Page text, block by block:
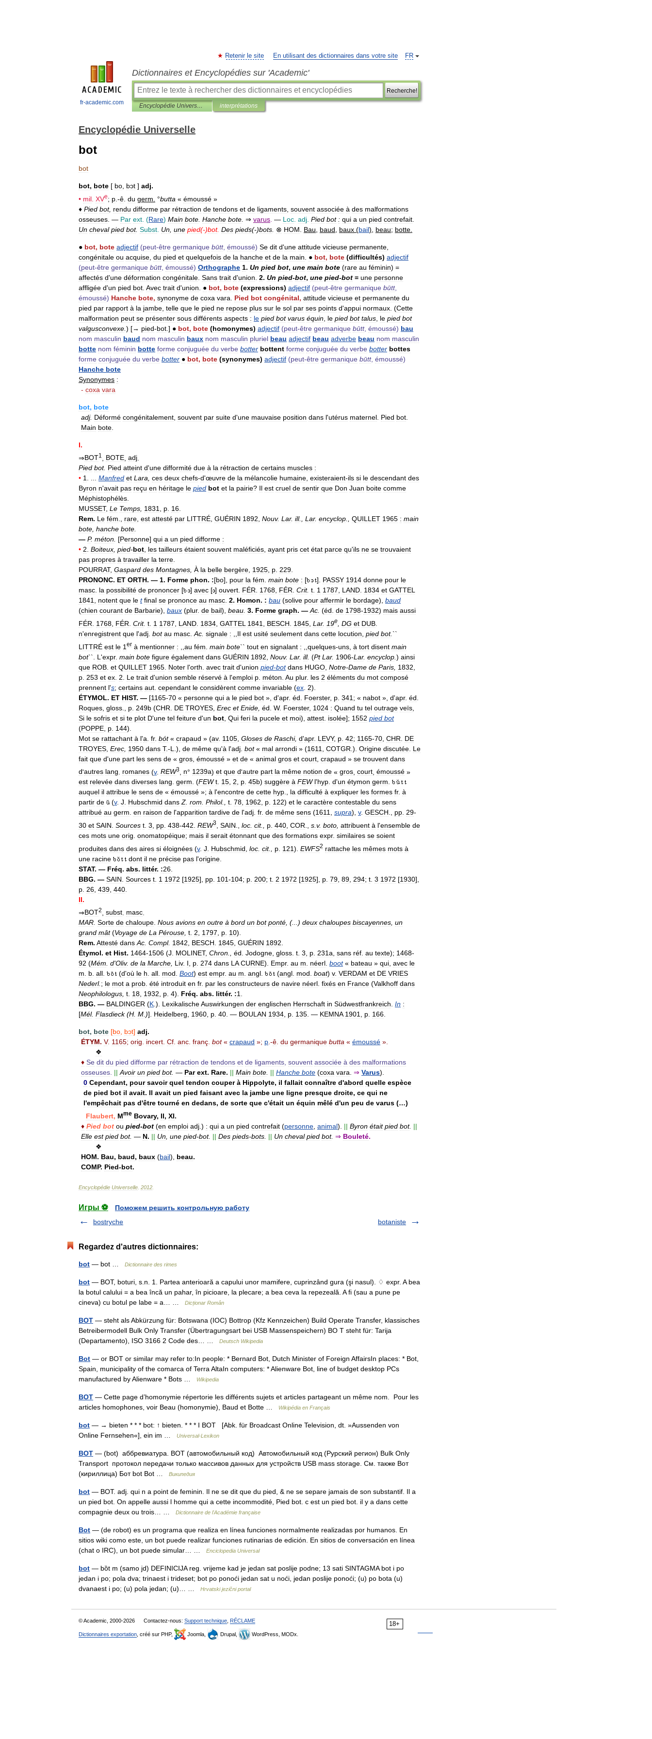
fr-academic.com
FR
Retenir le site En utilisant des dictionnaires dans votre site
Dictionnaires et Encyclopédies sur 'Academic'
Recherche!
Encyclopédie Universelle interprétations
Encyclopédie Universelle
bot
bot
bot, bote [ bo bɔt ] adj.
• mil XVe; p .-ê du germ °butta « émoussé »
♦ Pied bot, rendu difforme par rétraction de tendons et de ligaments souvent associée à des malformations
osseuses . — Par ext . (Rare) Main bote Hanche bote ⇒ varus — Loc adj Pied bot : qui a un pied contrefait
Un cheval pied bot. Subst Un une pied(-)bot. Des pieds(-)bots ⊗ HOM Bau baud baux (bail) beau; botte
● bot, bote adjectif (peut-être germanique būtt, émoussé) Se dit d'une attitude vicieuse permanente
congénitale ou acquise du pied et quelquefois de la hanche et de la main ● bot, bote (difficultés) adjectif
(peut-être germanique būtt, émoussé) Orthographe 1. Un pied bot, une main bote (rare au féminin) =
affectés d'une déformation congénitale Sans trait d'union 2. Un pied-bot, une pied-bot = une personne
affligée d'un pied bot Avec trait d'union ● bot, bote (expressions) adjectif (peut-être germanique būtt,
émoussé) Hanche bote, synonyme de coxa vara Pied bot congénital, attitude vicieuse et permanente du
pied par rapport à la jambe telle que le pied ne repose plus sur le sol par ses points d'appui normaux . (Cette
malformation peut se présenter sous différents aspects : le pied bot varus équin le pied bot talus le pied bot
valgusconvexe ) [→ pied-bot .] ● bot, bote (homonymes) adjectif (peut-être germanique būtt, émoussé) bau
nom masculin baud nom masculin baux nom masculin pluriel beau adjectif beau adverbe beau nom masculin
botte nom féminin botte forme conjuguée du verbe botter bottent forme conjuguée du verbe botter bottes
forme conjuguée du verbe botter ● bot, bote (synonymes) adjectif (peut-être germanique būtt, émoussé)
Hanche bote
Synonymes :
- coxa vara
bot, bote
adj. Déformé congénitalement souvent par suite d'une mauvaise position dans l'utérus maternel Pied bot
Main bote
I.
⇒BOT1 BOTE adj
Pied bot. Pied atteint d'une difformité due à la rétraction de certains muscles :
• 1. ... Manfred et Lara, ces deux chefs-d'œuvre de la mélancolie humaine, existeraient-ils si le descendant des
Byron n'avait pas reçu en héritage le pied bot et la pairie? Il est cruel de sentir que Don Juan boite comme
Méphistophélès.
MUSSET, Le Temps, 1831, p. 16.
Rem. Le fém., rare, est attesté par LITTRÉ, GUÉRIN 1892, Nouv. Lar. ill., Lar. encyclop., QUILLET 1965 : main
bote, hanche bote.
— P. méton. [Personne] qui a un pied difforme :
• 2. Boiteux, pied-bot, les tailleurs étaient souvent maléficiés, ayant pris cet état parce qu'ils ne se trouvaient
pas propres à travailler la terre.
POURRAT, Gaspard des Montagnes, À la belle bergère, 1925, p. 229.
PRONONC. ET ORTH. — 1. Forme phon. :[bo], pour la fém. main bote : [ ]. PASSY 1914 donne pour le
masc. la possibilité de prononcer [ ] avec [ ] ouvert. FÉR. 1768, FÉR. Crit. t. 1 1787, LAND. 1834 et GATTEL
1841, notent que le t final se prononce au masc. 2. Homon. : bau (solive pour affermir le bordage), baud
(chien courant de Barbarie), baux (plur. de bail), beau. 3. Forme graph. —Ac. (éd. de 1798-1932) mais aussi
FÉR
1768 FÉR Crit. t 1 1787 LAND 1834 GATTEL 1841 BESCH 1845 Lar. 19e DG et DUB
n'enregistrent que l'adj bot au masc Ac signale : Il est usité seulement dans cette locution pied bot. ``
LITTRÉ est le 1 er à mentionner : au fém main bote`` tout en signalant : quelques-uns à tort disent main
bot``. L 'expr. main bote figure également dans GUÉRIN 1892 Nouv. Lar. ill. (Pt Lar. 1906-Lar. encyclop ) ainsi
que ROB et QUILLET 1965 Noter l'orth avec trait d'union pied-bot dans HUGO Notre-Dame de Paris 1832
p 253 et ex 2 Le trait d'union semble réservé à l'emploi p méton Au plur. les 2 éléments du mot composé
prennent l's; certains aut cependant le considèrent comme invariable (ex 2).
ÉTYMOL. ET HIST. — [1165-70 « personne qui a le pied bot », d'apr. éd Foerster, p 341 ; « nabot », d'apr. éd
Roques gloss p 249b (CHR DE TROYES Erec et Enide éd W. Foerster, 1024 : Quand tu tel outrage veïs
Si le sofris et si te plot D'une tel feiture d'un bot Qui feri la pucele et moi), attest isolée]; 1552 pied bot
(POPPE p 144).
Mot se rattachant à l'a fr. bót« crapaud » (av. 1105 Gloses de Raschi, d'apr. LEVY, p 42; 1165-70 CHR
DE
TROYES Erec 1950 dans T.-L .), de même qu'à l'adj bot« mal arrondi » (1611 COTGR .). Origine discutée Le
fait que d'une part les sens de « gros émoussé » et de « animal gros et court crapaud » se trouvent dans
d'autres lang romanes (v. REW3 n° 1239a) et que d'autre part la même notion de « gros court émoussé »
est relevée dans diverses lang. germ. (FEW t. 15, 2, p. 45b) suggère à FEW l'hyp. d'un étymon germ.
auquel il attribue le sens de « émoussé »; à l'encontre de cette hyp., la difficulté à expliquer les formes fr. à
partir de (v. J. Hubschmid dans Z. rom. Philol., t. 78, 1962, p. 122) et le caractère contestable du sens
attribué au germ. en raison de l'apparition tardive de l'adj. fr. de même sens (1611, supra), v. GESCH., pp. 29-
30 et SAIN Sources t 3 pp 438-442 REW3 SAIN loc cit., p 440 COR s v. boto attribuent à l'ensemble de
ces mots une orig onomatopéique; mais il serait étonnant que des formations expr. similaires se soient
produites dans des aires si éloignées (v. J Hubschmid loc cit., p 121). EWFS2 rattache les mêmes mots à
une racine dont il ne précise pas l'origine
STAT. — Fréq. abs. littér. :26
BBG. — SAIN Sources t 1 1972 [1925], pp 101-104; p 200; t 2 1972 [1925], p 79 89 294; t 3 1972 [1930],
p 26 439 440
II.
⇒BOT2 subst masc
MAR. Sorte de chaloupe. Nous avions en outre à bord un bot ponté, (...) deux chaloupes biscayennes, un
grand mât(Voyage de La Pérouse, t. 2, 1797, p. 10).
Rem. Attesté dans Ac. Compl. 1842, BESCH. 1845, GUÉRIN 1892.
Étymol. et Hist. 1464-1506 (J. MOLINET, Chron., éd. Jodogne, gloss. t. 3, p. 231a, sans réf. au texte); 1468-
92 (Mém. d'Oliv. de la Marche, Liv. I, p. 274 dans LA CURNE). Empr. au m. néerl. boot« bateau » qui, avec le
m. b. all. (d'où le h. all. mod. Boot) est empr. au m. angl. (angl. mod. boat) v. VERDAM et DE VRIES
Nederl.; le mot a prob. été introduit en fr. par les constructeurs de navire néerl. fixés en France (Valkhoff dans
Neophilologus, t. 18, 1932, p. 4). Fréq. abs. littér. :1.
BBG. — BALDINGER (K.). LexikalischeAuswirkungen der englischen Herrschaft in Südwestfrankreich. In :
[Mél. Flasdieck(H. M.)]. Heidelberg, 1960, p. 40. — BOULAN 1934, p. 135. — KEMNA 1901, p. 166.
bot, bote [bo, bɔt] adj.
ÉTYM. V. 1165; orig. incert. Cf. anc. franç. bot« crapaud »; p.-ê. du germanique butta « émoussé ».
❖
♦ Se dit du pied difforme par rétraction de tendons et de ligaments, souvent associée à des malformations
osseuses. || Avoir un pied bot. — Par ext. Rare. || Main bote. || Hanche bote (coxa vara. ⇒ Varus).
0 Cependant, pour savoir quel tendon couper à Hippolyte, il fallait connaître d'abord quelle espèce
de pied bot il avait. Il avait un pied faisant avec la jambe une ligne presque droite, ce qui ne
l'empêchait pas d'être tourné en dedans, de sorte que c'était un équin mêlé d'un peu de varus (…)
Flaubert, Mme Bovary, II, XI.
♦ Pied bot ou pied-bot (en emploi adj .) : qui a un pied contrefait (personne animal). || Byron était pied bot. ||
Elle est pied bot. — N. || Un une pied-bot. || Des pieds-bots || Un cheval pied bot. ⇒ Bouleté.
❖
HOM. Bau, baud, baux (bail), beau.
COMP. Pied-bot.
Encyclopédie Universelle 2012
Игры ⚽
Поможем решить контрольную работу
bostryche
botaniste
Regardez d'autres dictionnaires:
bot — bot … Dictionnaire des rimes
bot — BOT, boturi, s.n. 1. Partea anterioară a capului unor mamifere, cuprinzând gura (şi nasul). ♢ expr. A bea
la botul calului = a bea încă un pahar, în picioare, la plecare; a bea ceva la repezeală. A fi (sau a pune pe
cineva) cu botul pe labe = a… …
Dicționar Român
BOT — steht als Abkürzung für: Botswana (IOC) Bottrop (Kfz Kennzeichen) Build Operate Transfer, klassisches
Betreibermodell Bulk Only Transfer (Übertragungsart bei USB Massenspeichern) BO T steht für: Tarija
(Departamento), ISO 3166 2 Code des… …
Deutsch Wikipedia
Bot — or BOT or similar may refer to:In people: * Bernard Bot, Dutch Minister of Foreign AffairsIn places: * Bot,
Spain, municipality of the comarca of Terra AltaIn computers: * Alienware Bot, line of budget desktop PCs
manufactured by Alienware * Bots …
Wikipedia
BOT — Cette page d’homonymie répertorie les différents sujets et articles partageant un même nom. Pour les
articles homophones, voir Beau (homonymie), Baud et Botte …
Wikipédia en Français
bot — → bieten * * * bot: ↑ bieten. * * * I BOT [Abk. für Broadcast Online Television, dt. »Aussenden von
Online Fernsehen«], ein im …
Universal-Lexikon
BOT — (bot) аббревиатура. BOT (автомобильный код) Автомобильный код (Рурский регион) Bulk Only
Transport протокол передачи только массивов данных для устройств USB mass storage. См. также Вот
(кириллица) Бот bot Bot …
Википедия
bot — BOT. adj. qui n a point de feminin. Il ne se dit que du pied, & ne se separe jamais de son substantif. Il a
un pied bot. On appelle aussi l homme qui a cette incommodité, Pied bot. c est un pied bot. il y a dans cette
compagnie deux ou trois… …
Dictionnaire de l'Académie française
Bot — (de robot) es un programa que realiza en línea funciones normalmente realizadas por humanos. En
sitios wiki como este, un bot puede realizar funciones rutinarias de edición. En sitios de conversación en línea
(chat o IRC), un bot puede simular… …
Enciclopedia Universal
bot — bȍt m (samo jd) DEFINICIJA reg. vrijeme kad je jedan sat poslije podne; 13 sati SINTAGMA bot i po
jedan i po; pola dva; trinaest i trideset; bot po ponoći jedan sat u noći, jedan poslije ponoći; (u) po bota (u)
dvanaest i po; (u) pola jedan; (u)… …
Hrvatski jezični portal
18+
© Academic, 2000-2026 Contactez-nous: Support technique RÉCLAME
Dictionnaires exportation , créé sur PHP, Joomla, Drupal, WordPress, MODx.